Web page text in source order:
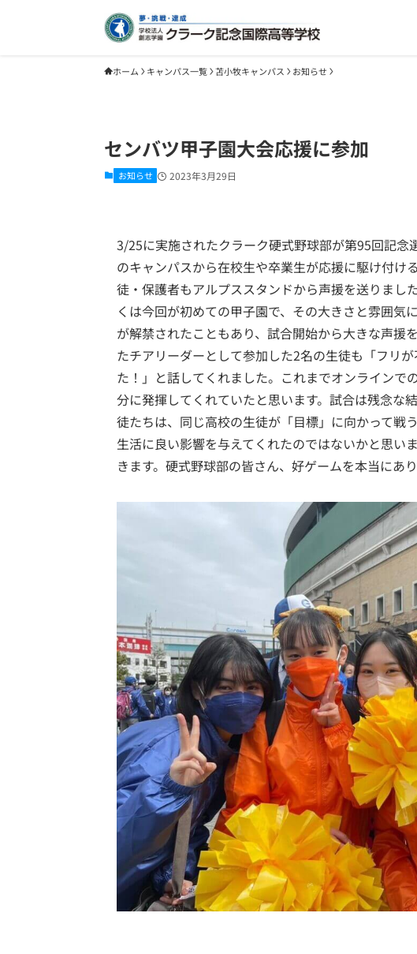
ホーム キャンパス一覧 苫小牧キャンパス お知らせ
センバツ甲子園大会応援に参加
お知らせ 2023年3月29日
3/25に実施されたクラーク硬式野球部が第95回記
のキャンパスから在校生や卒業生が応援に駆け付け
徒・保護者もアルプススタンドから声援を送りまし
くは今回が初めての甲子園で、その大きさと雰囲気
が解禁されたこともあり、試合開始から大きな声援
たチアリーダーとして参加した2名の生徒も「フリ
た！」と話してくれました。これまでオンラインで
分に発揮してくれていたと思います。試合は残念な
徒たちは、同じ高校の生徒が「目標」に向かって戦
生活に良い影響を与えてくれたのではないかと思い
きます。硬式野球部の皆さん、好ゲームを本当にあ